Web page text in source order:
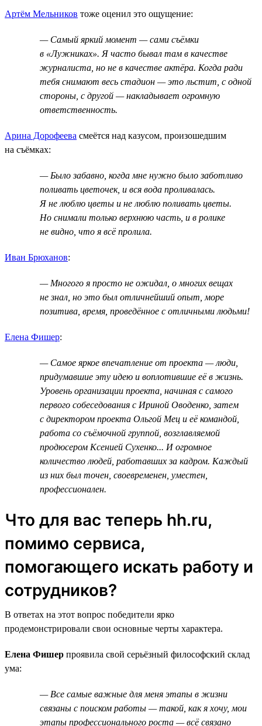
Артём Мельников тоже оценил это ощущение:
— Самый яркий момент — сами съёмки
в «Лужниках». Я часто бывал там в качестве
журналиста, но не в качестве актёра. Когда ради
тебя снимают весь стадион — это льстит, с одной
стороны, с другой — накладывает огромную
ответственность.
Арина Дорофеева смеётся над казусом, произошедшим
на съёмках:
— Было забавно, когда мне нужно было заботливо
поливать цветочек, и вся вода проливалась.
Я не люблю цветы и не люблю поливать цветы.
Но снимали только верхнюю часть, и в ролике
не видно, что я всё пролила.
Иван Брюханов:
— Многого я просто не ожидал, о многих вещах
не знал, но это был отличнейший опыт, море
позитива, время, проведённое с отличными людьми!
Елена Фишер:
— Самое яркое впечатление от проекта — люди,
придумавшие эту идею и воплотившие её в жизнь.
Уровень организации проекта, начиная с самого
первого собеседования с Ириной Оводенко, затем
с директором проекта Ольгой Мец и её командой,
работа со съёмочной группой, возглавляемой
продюсером Ксенией Сухенко... И огромное
количество людей, работавших за кадром. Каждый
из них был точен, своевременен, уместен,
профессионален.
Что для вас теперь hh.ru,
помимо сервиса,
помогающего искать работу и
сотрудников?
В ответах на этот вопрос победители ярко
продемонстрировали свои основные черты характера.
Елена Фишер проявила свой серьёзный философский склад
ума:
— Все самые важные для меня этапы в жизни
связаны с поиском работы — такой, как я хочу, мои
этапы профессионального роста — всё связано